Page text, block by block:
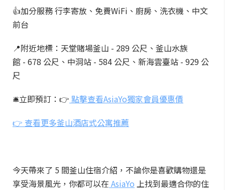
👍加分服務 行李寄放、免費WiFi、廚房、洗衣機、中文
前台
📍附近地標：天堂賭場釜山 - 289 公尺、釜山水族
館 - 678 公尺、中洞站 - 584 公尺、新海雲臺站 - 929 公
尺
🛎️立即預訂：👉 點擊查看AsiaYo獨家會員優惠價
👉 查看更多釜山酒店式公寓推薦
今天帶來了 5 間釜山住宿介紹，不論你是喜歡購物還是
享受海景風光，你都可以在 AsiaYo 上找到最適合你的住